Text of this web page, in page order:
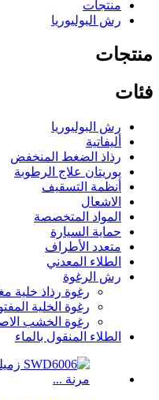
منتجات
رش البوليوريا
منتجات
فئات
رش البوليوريا
أليفاتية
رذاذ الضغط المنخفض
يوريتان علاج الرطوبة
أنظمة التسقيف
الاشعال
المواد المتخصصة
حماية السيارة
متعدد الأطراف
الطلاء المعدني
رش الرغوة
رغوة رذاذ خلية
رغوة الخلية
رغوة الخشب
الطلاء المنقول بالماء